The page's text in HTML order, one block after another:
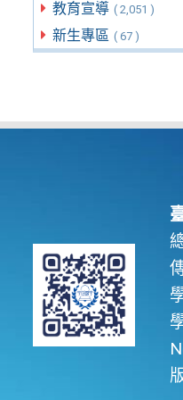
教育宣導 ( 2,051 )
新生專區 ( 67 )